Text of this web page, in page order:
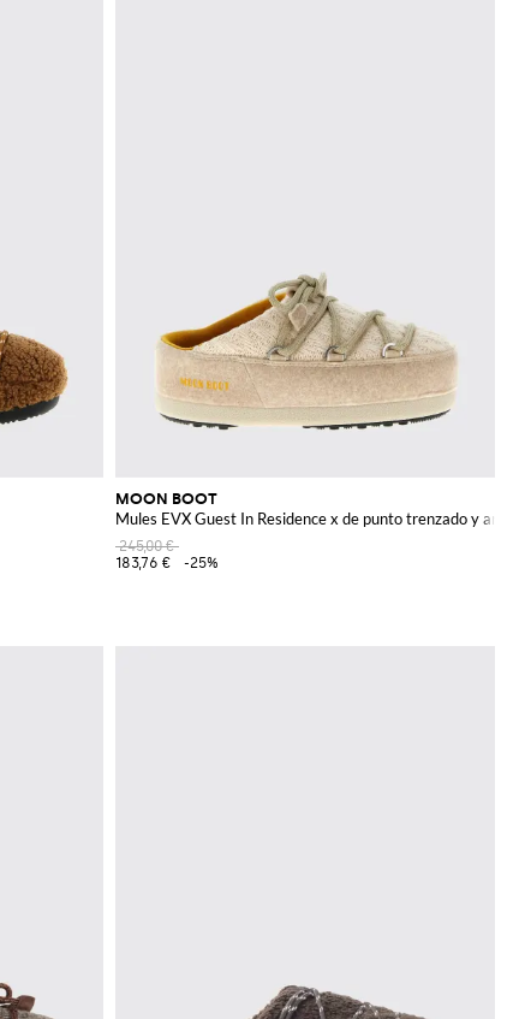
MOON BOOT
Mules EVX Guest In Residence x de punto trenzado y ante
245,00 €
183,76 €
-25%